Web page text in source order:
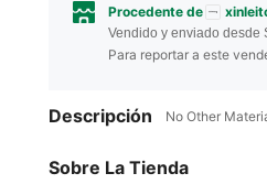
Procedente de
Vendido y enviado desde
Para reportar a este
Descripción No Other
Sobre La Tienda
4.92